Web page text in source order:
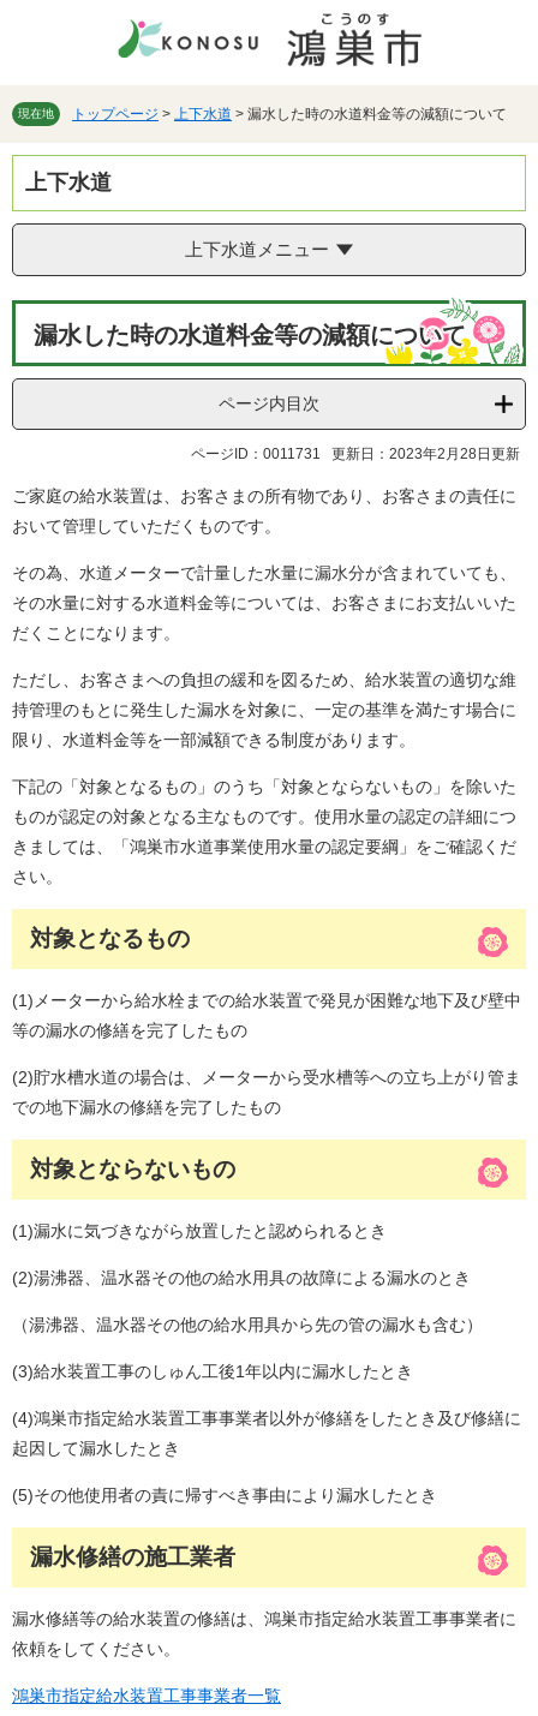
先
す。
を
て
現在地 トップページ > 上下水道 > 漏水した時の水道料金等の減額について
上下水道
上下水道メニュー
漏水した時の水道料金等の減額について
ページ内目次
ページID：0011731 更新日：2023年2月28日更新
ご家庭の給水装置は、お客さまの所有物であり、お客さまの責任に
おいて管理していただくものです。
その為、水道メーターで計量した水量に漏水分が含まれていても、
その水量に対する水道料金等については、お客さまにお支払いいた
だくことになります。
ただし、お客さまへの負担の緩和を図るため、給水装置の適切な維
持管理のもとに発生した漏水を対象に、一定の基準を満たす場合に
限り、水道料金等を一部減額できる制度があります。
下記の「対象となるもの」のうち「対象とならないもの」を除いた
ものが認定の対象となる主なものです。使用水量の認定の詳細につ
きましては、「鴻巣市水道事業使用水量の認定要綱」をご確認くだ
さい。
対象となるもの
(1)メーターから給水栓までの給水装置で発見が困難な地下及び壁中
等の漏水の修繕を完了したもの
(2)貯水槽水道の場合は、メーターから受水槽等への立ち上がり管ま
での地下漏水の修繕を完了したもの
対象とならないもの
(1)漏水に気づきながら放置したと認められるとき
(2)湯沸器、温水器その他の給水用具の故障による漏水のとき
（湯沸器、温水器その他の給水用具から先の管の漏水も含む）
(3)給水装置工事のしゅん工後1年以内に漏水したとき
(4)鴻巣市指定給水装置工事事業者以外が修繕をしたとき及び修繕に
起因して漏水したとき
(5)その他使用者の責に帰すべき事由により漏水したとき
漏水修繕の施工業者
漏水修繕等の給水装置の修繕は、鴻巣市指定給水装置工事事業者に
依頼をしてください。
鴻巣市指定給水装置工事事業者一覧